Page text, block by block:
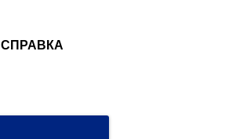
СПРАВКА